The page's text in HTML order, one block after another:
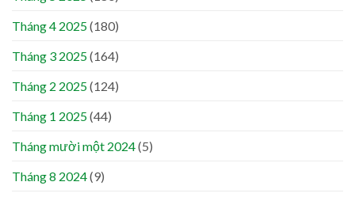
Tháng 4 2025(180)
Tháng 3 2025(164)
Tháng 2 2025(124)
Tháng 1 2025(44)
Tháng mười một 2024(5)
Tháng 8 2024(9)